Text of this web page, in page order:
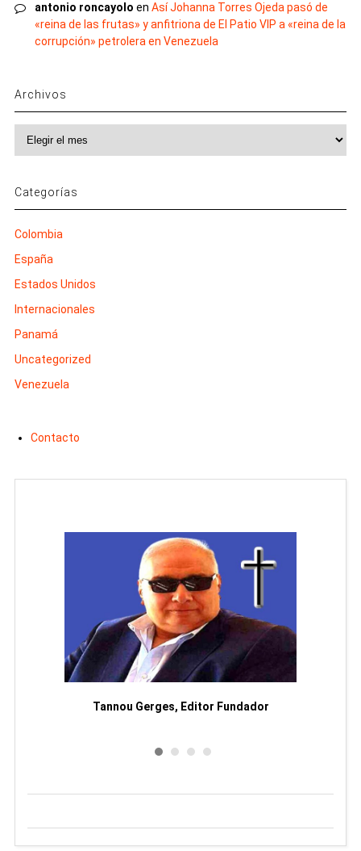
antonio roncayolo en Así Johanna Torres Ojeda pasó de
«reina de las frutas» y anfitriona de El Patio VIP a «reina de la
corrupción» petrolera en Venezuela
Archivos
Archivos
Categorías
Colombia
España
Estados Unidos
Internacionales
Panamá
Uncategorized
Venezuela
Contacto
Tannou Gerges, Editor Fundador